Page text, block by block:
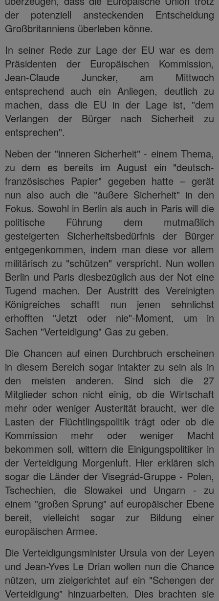
der potenziell ansteckenden Entscheidung
Großbritanniens überleben könne.
In seiner Rede zur Lage der EU war es dem
Präsidenten der Europäischen Kommission,
Jean-Claude Juncker, am Mittwoch
entsprechend auch ein Anliegen, deutlich zu
machen, dass die EU in der Lage ist, "dem
Verlangen der Bürger nach Sicherheit zu
entsprechen".
Neben der "inneren Sicherheit" - einem Thema,
zu dem es bereits im August ein "deutsch-
französisches Papier" gegeben hatte – gerät
nun also auch die "äußere Sicherheit" in den
Fokus. Sowohl in Berlin als auch in Paris will die
politische Führung dem mutmaßlich
gesteigerten Sicherheitsbedürfnis der Bürger
entgegenkommen, indem man diese vor allem
militärisch zu "schützen" verspricht. Nun wollen
Berlin und Paris diesbezüglich aus der Not eine
Tugend machen. Der Austritt des Vereinigten
Königreiches schafft nun jenen sehnlichst
erhofften "Jetzt oder nie"-Moment, um in
Sachen "Verteidigung" Gas zu geben.
Die Chancen auf einen Durchbruch erscheinen
in diesem Bereich sogar intakter zu sein als in
den meisten anderen. Sind sich die 27
Mitglieder schon nicht einig, ob die Wirtschaft
mehr oder weniger Austerität braucht, wer die
Lasten der Flüchtlingspolitik trägt oder ob die
Kommission mehr oder weniger Macht
bekommen soll, wittern die Einigungspolitiker in
der Verteidigung Morgenluft. Hier erklären sich
sogar die Länder der Visegrád-Gruppe - Polen,
Tschechien, die Slowakei und Ungarn - zu
einem "großen Sprung" auf europäischer Ebene
bereit, vielleicht sogar zur Bildung einer
europäischen Armee.
Die Verteidigungsminister Ursula von der Leyen
und Jean-Yves Le Drian wollen nun die Chance
nützen, um zielgerichtet auf ein "Schengen der
Verteidigung" hinzuarbeiten. Dies brachten sie